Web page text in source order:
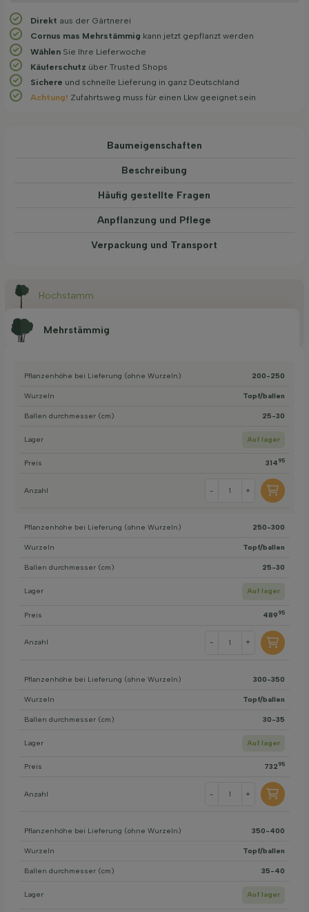
Direkt aus der Gärtnerei
Cornus mas Mehrstämmig kann jetzt gepflanzt werden
Wählen Sie Ihre Lieferwoche
Käuferschutz über Trusted Shops
Sichere und schnelle Lieferung in ganz Deutschland
Achtung! Zufahrtsweg muss für einen Lkw geeignet sein
Baum­eigen­schaften
Beschreibung
Häufig gestellte Fragen
Anpflanzung und Pflege
Verpackung und Transport
Mehrstämmig
Hochstamm
Pflanzenhöhe bei Lieferung (ohne Wurzeln) 200-250
Wurzeln Topf/ballen
Ballen durchmesser (cm) 25-30
Lager Auf lager
Preis 314 95
Anzahl - +
Pflanzenhöhe bei Lieferung (ohne Wurzeln) 250-300
Wurzeln Topf/ballen
Ballen durchmesser (cm) 25-30
Lager Auf lager
Preis 489 95
Anzahl - +
Pflanzenhöhe bei Lieferung (ohne Wurzeln) 300-350
Wurzeln Topf/ballen
Ballen durchmesser (cm) 30-35
Lager Auf lager
Preis 732 95
Anzahl - +
Pflanzenhöhe bei Lieferung (ohne Wurzeln) 350-400
Wurzeln Topf/ballen
Ballen durchmesser (cm) 35-40
Lager Auf lager